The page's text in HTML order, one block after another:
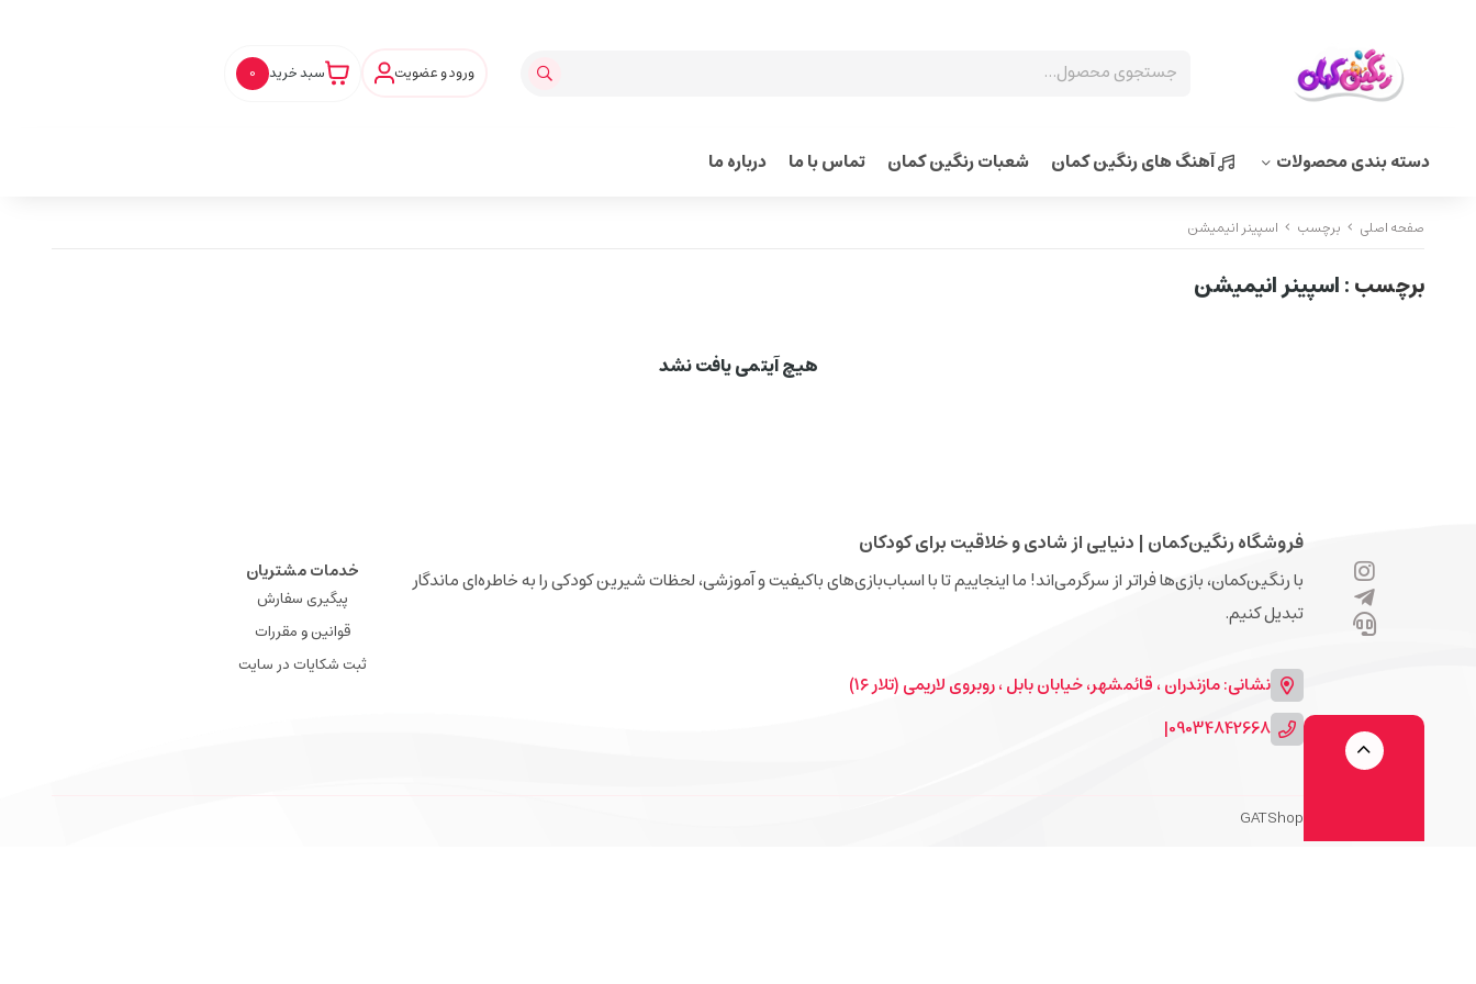
ورود و عضویت سبد خرید 0
دسته بندی محصولات آهنگ های رنگین کمان شعبات رنگین کمان تماس با ما درباره ما
صفحه اصلی برچسب اسپینر انیمیشن
برچسب: اسپینر انیمیشن
هیچ آیتمی یافت نشد
فروشگاه رنگین‌کمان | دنیایی از شادی و خلاقیت برای کودکان
با رنگین‌کمان، بازی‌ها فراتر از سرگرمی‌اند! ما اینجاییم تا با اسباب‌بازی‌های باکیفیت و آموزشی، لحظات شیرین کودکی را به خاطره‌ای ماندگار
تبدیل کنیم.
نشانی: مازندران ، قائمشهر، خیابان بابل ، روبروی لاریمی (تلار ۱۶)
09034842668
|
خدمات مشتریان
پیگیری سفارش
قوانین و مقررات
ثبت شکایات در سایت
GATShop